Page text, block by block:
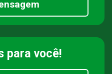
para você!